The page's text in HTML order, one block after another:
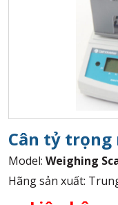
Cân tỷ trọng
Model: Weighing
Hãng sản xuất: